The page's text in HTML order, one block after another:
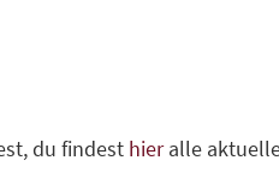
du findest hieralle